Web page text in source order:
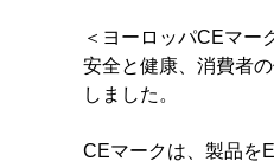
＜ヨーロッパCEマー
安全と健康、消費者
しました。
CEマークは、製品を